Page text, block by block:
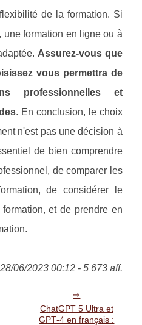
de la formation. Si
formation en ligne ou à
Assurez-vous que
vous permettra de
professionnelles et
. En conclusion, le choix
n'est pas une décision à
de bien comprendre
de comparer les
de considérer le
et de prendre en
28/06/2023 00:12 - 5 673 aff.
ChatGPT 5 Ultra et
GPT‑4 en français :